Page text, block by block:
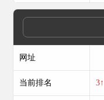
网址
当前排名 3↑